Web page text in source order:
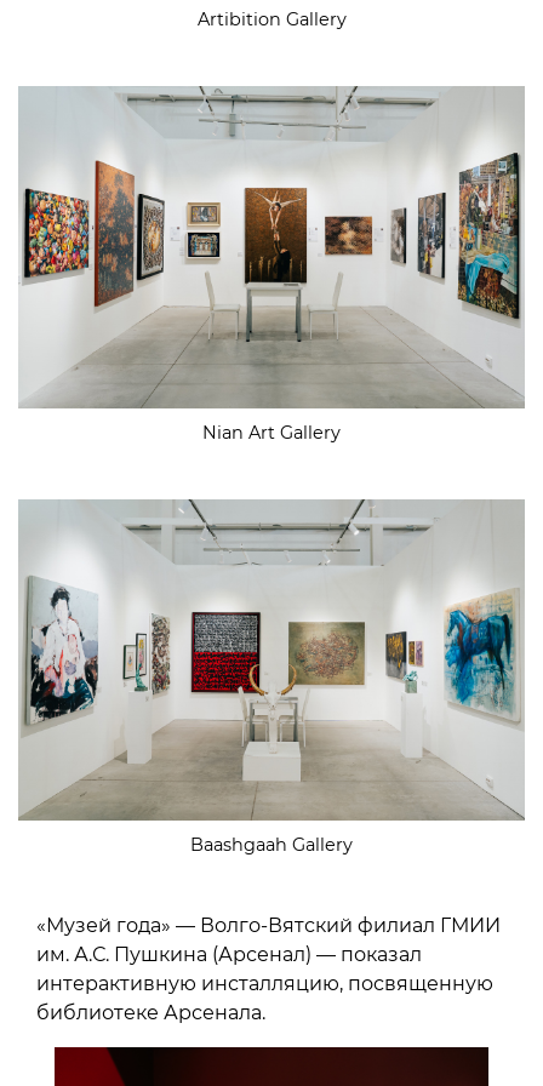
Artibition Gallery
Nian Art Gallery
Baashgaah Gallery
«Музей года» — Волго-Вятский филиал ГМИИ
им. А.С. Пушкина (Арсенал) — показал
интерактивную инсталляцию, посвященную
библиотеке Арсенала.